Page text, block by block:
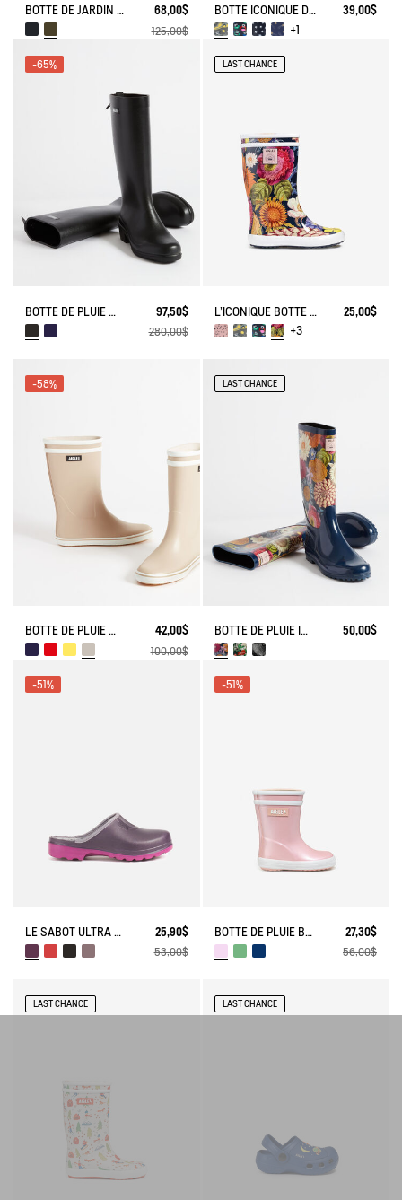
BOTTE DE JARDIN CESSAC
68,00$
125,00$
BOTTE ICONIQUE DES PREMIERS PAS, EN VERSION IMPRIMÉE
39,00$
+1
BOTTE DE PLUIE MYRICA 97,50$
-65%
280,00$
LAST CHANCE
L'ICONIQUE BOTTE ENFANT, EN VERSION IMPRIMÉE
25,00$
+3
BOTTE DE PLUIE MALOUINE 42,00$
-58%
100,00$
LAST CHANCE
BOTTE DE PLUIE IMPRIMÉE 50,00$
LE SABOT ULTRA LÉGER 25,90$
-51%
53,00$
BOTTE DE PLUIE BABY FLAC IRISÉE 27,30$
-51%
56,00$
LAST CHANCE LAST CHANCE